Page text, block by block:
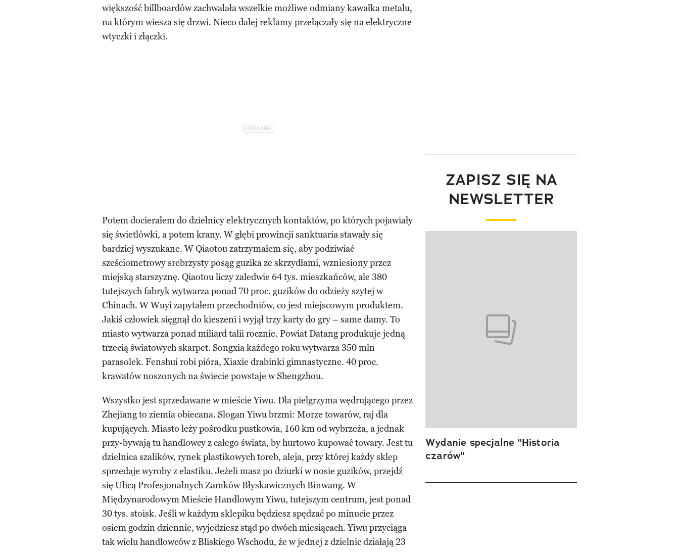
większość billboardów zachwalała wszelkie możliwe odmiany kawałka metalu,
na którym wiesza się drzwi. Nieco dalej reklamy przełączały się na elektryczne
wtyczki i złączki.
Potem docierałem do dzielnicy elektrycznych kontaktów, po których pojawiały
się świetlówki, a potem krany. W głębi prowincji sanktuaria stawały się
bardziej wyszukane. W Qiaotou zatrzymałem się, aby podziwiać
sześciometrowy srebrzysty posąg guzika ze skrzydłami, wzniesiony przez
miejską starszyznę. Qiaotou liczy zaledwie 64 tys. mieszkańców, ale 380
tutejszych fabryk wytwarza ponad 70 proc. guzików do odzieży szytej w
Chinach. W Wuyi zapytałem przechodniów, co jest miejscowym produktem.
Jakiś człowiek sięgnął do kieszeni i wyjął trzy karty do gry – same damy. To
miasto wytwarza ponad miliard talii rocznie. Powiat Datang produkuje jedną
trzecią światowych skarpet. Songxia każdego roku wytwarza 350 mln
parasolek. Fenshui robi pióra, Xiaxie drabinki gimnastyczne. 40 proc.
krawatów noszonych na świecie powstaje w Shengzhou.
Wszystko jest sprzedawane w mieście Yiwu. Dla pielgrzyma wędrującego przez
Zhejiang to ziemia obiecana. Slogan Yiwu brzmi: Morze towarów, raj dla
kupujących. Miasto leży pośrodku pustkowia, 160 km od wybrzeża, a jednak
przy-bywają tu handlowcy z całego świata, by hurtowo kupować towary. Jest tu
dzielnica szalików, rynek plastikowych toreb, aleja, przy której każdy sklep
sprzedaje wyroby z elastiku. Jeżeli masz po dziurki w nosie guzików, przejdź
się Ulicą Profesjonalnych Zamków Błyskawicznych Binwang. W
Międzynarodowym Mieście Handlowym Yiwu, tutejszym centrum, jest ponad
30 tys. stoisk. Jeśli w każdym sklepiku będziesz spędzać po minucie przez
osiem godzin dziennie, wyjedziesz stąd po dwóch miesiącach. Yiwu przyciąga
tak wielu handlowców z Bliskiego Wschodu, że w jednej z dzielnic działają 23
ZAPISZ SIĘ NA
NEWSLETTER
Wydanie specjalne "Historia
czarów"